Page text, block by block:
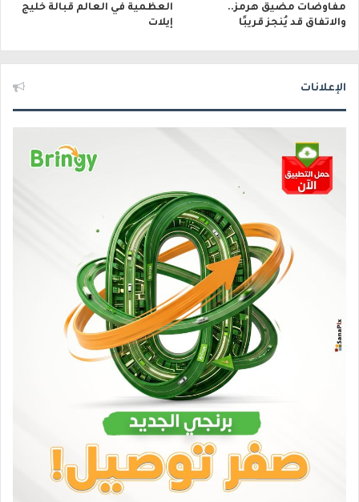
مفاوضات مضيق هرمز..
والاتفاق قد يُنجز قريبًا
العظمية في العالم قبالة خليج
إيلات
الإعلانات